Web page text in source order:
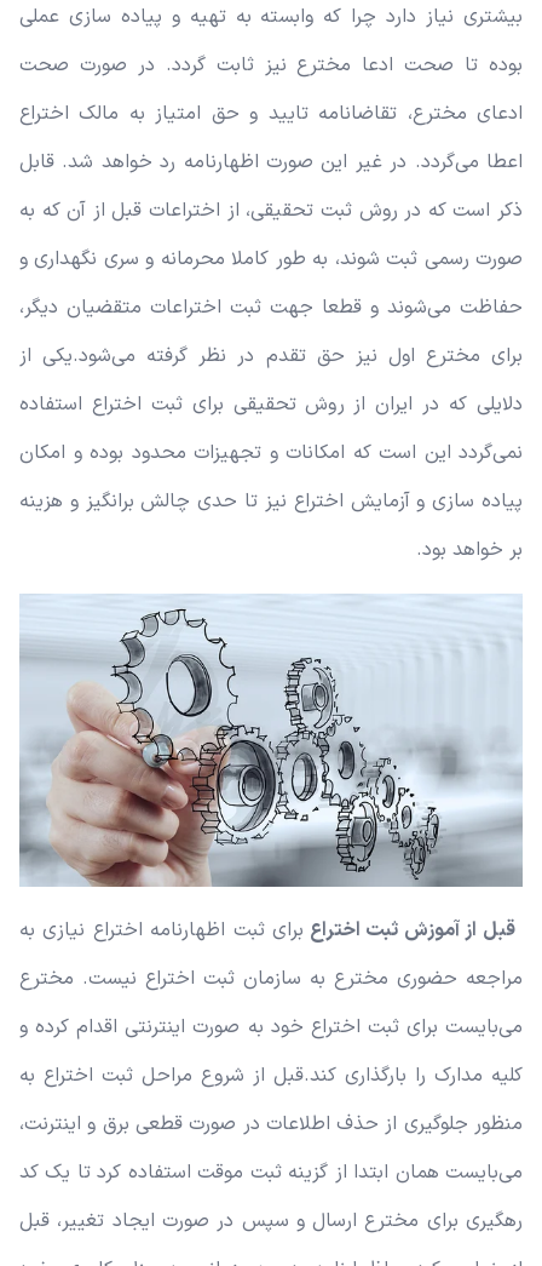
بیشتری نیاز دارد چرا که وابسته به تهیه و پیاده سازی عملی
بوده تا صحت ادعا مخترع نیز ثابت گردد. در صورت صحت
ادعای مخترع، تقاضانامه تایید و حق امتیاز به مالک اختراع
اعطا می‌گردد. در غیر این صورت اظهارنامه رد خواهد شد. قابل
ذکر است که در روش ثبت تحقیقی، از اختراعات قبل از آن که به
صورت رسمی ثبت شوند، به طور کاملا محرمانه و سری نگهداری و
حفاظت می‌شوند و قطعا جهت ثبت اختراعات متقضیان دیگر،
برای مخترع اول نیز حق تقدم در نظر گرفته می‌شود.یکی از
دلایلی که در ایران از روش تحقیقی برای ثبت اختراع استفاده
نمی‌گردد این است که امکانات و تجهیزات محدود بوده و امکان
پیاده سازی و آزمایش اختراع نیز تا حدی چالش برانگیز و هزینه
بر خواهد بود.
قبل از آموزش ثبت اختراع برای ثبت اظهارنامه اختراع نیازی به
مراجعه حضوری مخترع به سازمان ثبت اختراع نیست. مخترع
می‌بایست برای ثبت اختراع خود به صورت اینترنتی اقدام کرده و
کلیه مدارک را بارگذاری کند.قبل از شروع مراحل ثبت اختراع به
منظور جلوگیری از حذف اطلاعات در صورت قطعی برق و اینترنت،
می‌بایست همان ابتدا از گزینه ثبت موقت استفاده کرد تا یک کد
رهگیری برای مخترع ارسال و سپس در صورت ایجاد تغییر، قبل